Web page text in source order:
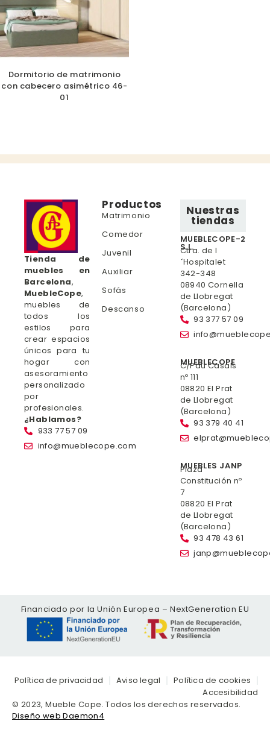
Dormitorio de matrimonio
con cabecero asimétrico 46-
01
Tienda de
muebles en
Barcelona,
MuebleCope,
muebles de
todos los
estilos para
crear espacios
únicos para tu
hogar con
asesoramiento
personalizado
por
profesionales.
¿Hablamos?
933 77 57 09
info@mueblecope.com
Productos
Matrimonio
Comedor
Juvenil
Auxiliar
Sofás
Descanso
Nuestras
tiendas
MUEBLECOPE-2
S.L.
Ctra. de l
´Hospitalet
342-348
08940 Cornella
de Llobregat
(Barcelona)
93 377 57 09
MUEBLECOPE
C/Pau Casals
nº 111
08820 El Prat
de Llobregat
(Barcelona)
93 379 40 41
MUEBLES JANP
Plaza
Constitución nº
7
08820 El Prat
de Llobregat
(Barcelona)
93 478 43 61
Financiado por la Unión Europea – NextGeneration EU
© 2023, Mueble Cope. Todos los derechos reservados.
Diseño web Daemon4
Política de privacidad Aviso legal
Política de cookies
Accesibilidad